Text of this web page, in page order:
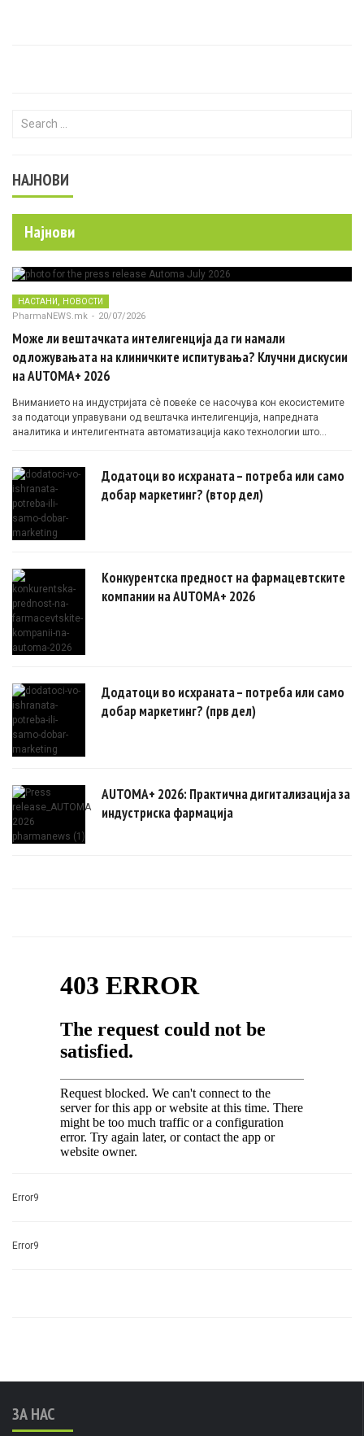
Search for:
НАЈНОВИ
Најнови
НАСТАНИ, НОВОСТИ
PharmaNEWS.mk - 20/07/2026
Може ли вештачката интелигенција да ги намали
одложувањата на клиничките испитувања? Клучни дискусии
на AUTOMA+ 2026
Вниманието на индустријата сè повеќе се насочува кон екосистемите
за податоци управувани од вештачка интелигенција, напредната
аналитика и интелигентната автоматизација како технологии што
Додатоци во исхраната – потреба или само
добар маркетинг? (втор дел)
Конкурентска предност на фармацевтските
компании на AUTOMA+ 2026
Додатоци во исхраната – потреба или само
добар маркетинг? (прв дел)
AUTOMA+ 2026: Практична дигитализација за
индустриска фармација
Error9
Error9
ЗА НАС